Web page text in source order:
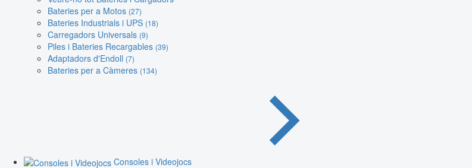
Bateries per a Motos (27)
Bateries Industrials i UPS (18)
Carregadors Universals (9)
Piles i Bateries Recargables (39)
Adaptadors d'Endoll (7)
Bateries per a Càmeres (134)
Consoles i Videojocs